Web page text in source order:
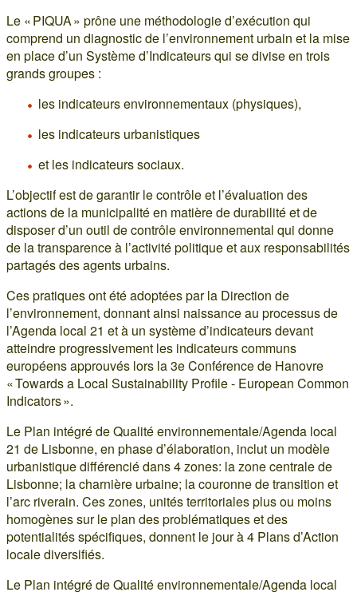
Le « PIQUA » prône une méthodologie d’exécution qui
comprend un diagnostic de l’environnement urbain et la mise
en place d’un Système d’Indicateurs qui se divise en trois
grands groupes :
les indicateurs environnementaux (physiques),
les indicateurs urbanistiques
et les indicateurs sociaux.
L’objectif est de garantir le contrôle et l’évaluation des
actions de la municipalité en matière de durabilité et de
disposer d’un outil de contrôle environnemental qui donne
de la transparence à l’activité politique et aux responsabilités
partagés des agents urbains.
Ces pratiques ont été adoptées par la Direction de
l’environnement, donnant ainsi naissance au processus de
l’Agenda local 21 et à un système d’indicateurs devant
atteindre progressivement les indicateurs communs
européens approuvés lors la 3e Conférence de Hanovre
« Towards a Local Sustainability Profile - European Common
Indicators ».
Le Plan intégré de Qualité environnementale/Agenda local
21 de Lisbonne, en phase d’élaboration, inclut un modèle
urbanistique différencié dans 4 zones: la zone centrale de
Lisbonne; la charnière urbaine; la couronne de transition et
l’arc riverain. Ces zones, unités territoriales plus ou moins
homogènes sur le plan des problématiques et des
potentialités spécifiques, donnent le jour à 4 Plans d’Action
locale diversifiés.
Le Plan intégré de Qualité environnementale/Agenda local